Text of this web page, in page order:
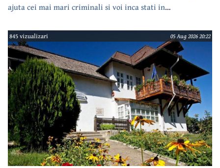
ajuta cei mai mari criminali si voi inca stati in
845 vizualizari 05 Aug 2026 20:22